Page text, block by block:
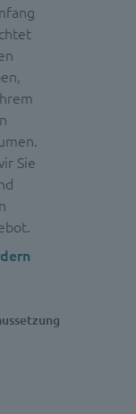
Sie